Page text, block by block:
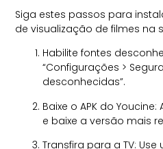
Siga estes passos para
de visualização de filmes na
Habilite fontes
“Configurações >
desconhecidas”.
Baixe o APK do
e baixe a versão mais
Transfira para a TV: